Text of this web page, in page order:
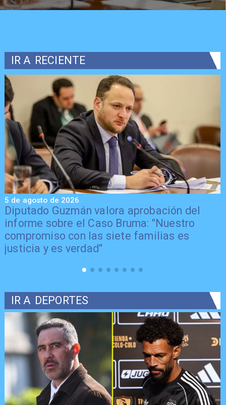
IR A RECIENTE
Senador Vial celebra aprobación del
proyecto de Reconstrucción: "Es un hito
trascendental en beneficio de los chilenos"
5 de agosto de 2026
IR A DEPORTES